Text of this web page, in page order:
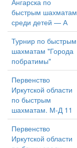
Ангарска по
быстрым шахматам
среди детей — А
Турнир по быстрым
шахматам "Города
побратимы"
Первенство
Иркутской области
по быстрым
шахматам. М-Д 11
Первенство
Иркутской области